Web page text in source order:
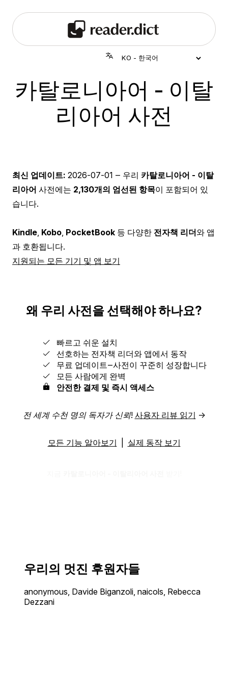
카탈로니아어 - 이탈
리아어 사전
최신 업데이트: 2026-07-01 ‒ 우리 카탈로니아어 - 이탈
리아어 사전에는 2,130개의 엄선된 항목이 포함되어 있
습니다.
Kindle Kobo PocketBook 등 다양한 전자책 리더와 앱
과 호환됩니다.
지원되는 모든 기기 및 앱 보기
왜 우리 사전을 선택해야 하나요?
빠르고 쉬운 설치
선호하는 전자책 리더와 앱에서 동작
무료 업데이트‒사전이 꾸준히 성장합니다
모든 사람에게 완벽
안전한 결제 및 즉시 액세스
전 세계 수천 명의 독자가 신뢰! 사용자 리뷰 읽기 →
모든 기능 알아보기 실제 동작 보기
우리의 멋진 후원자들
anonymous, Davide Biganzoli, naicols, Rebecca
Dezzani